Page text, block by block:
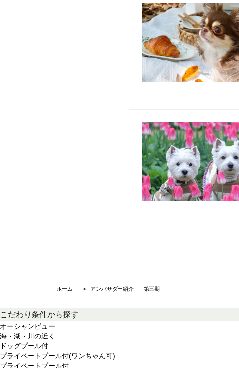
ホーム アンバサダー紹介 第三期
こだわり条件から探す
オーシャンビュー
海・湖・川の近く
ドッグプール付
プライベートプール付(ワンちゃん可)
プライベートプール付